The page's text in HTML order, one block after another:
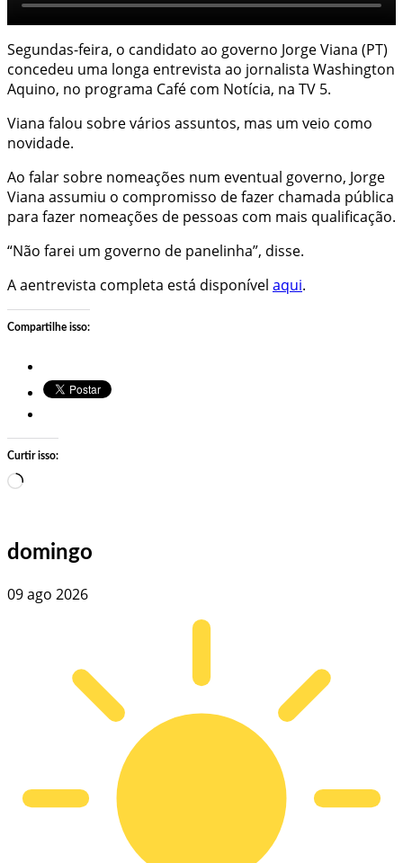
Segundas-feira, o candidato ao governo Jorge Viana (PT)
concedeu uma longa entrevista ao jornalista Washington
Aquino, no programa Café com Notícia, na TV 5.
Viana falou sobre vários assuntos, mas um veio como
novidade.
Ao falar sobre nomeações num eventual governo, Jorge
Viana assumiu o compromisso de fazer chamada pública
para fazer nomeações de pessoas com mais qualificação.
“Não farei um governo de panelinha”, disse.
A aentrevista completa está disponível aqui.
Compartilhe isso:
Curtir isso:
Carregando…
domingo
09 ago 2026